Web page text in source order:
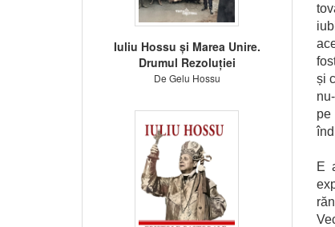
Iuliu Hossu și Marea Unire.
Drumul Rezoluției
De Gelu Hossu
și
E